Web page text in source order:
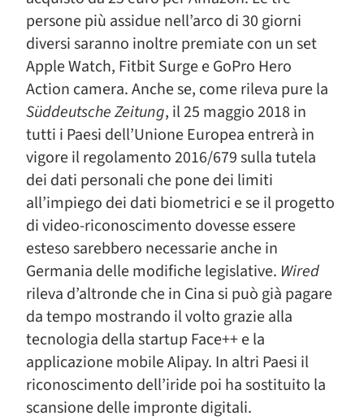
persone più assidue nell’arco di 30 giorni
diversi saranno inoltre premiate con un set
Apple Watch, Fitbit Surge e GoPro Hero
Action camera. Anche se, come rileva pure la
Süddeutsche Zeitung, il 25 maggio 2018 in
tutti i Paesi dell’Unione Europea entrerà in
vigore il regolamento 2016/679 sulla tutela
dei dati personali che pone dei limiti
all’impiego dei dati biometrici e se il progetto
di video-riconoscimento dovesse essere
esteso sarebbero necessarie anche in
Germania delle modifiche legislative. Wired
rileva d’altronde che in Cina si può già pagare
da tempo mostrando il volto grazie alla
tecnologia della startup Face++ e la
applicazione mobile Alipay. In altri Paesi il
riconoscimento dell’iride poi ha sostituito la
scansione delle impronte digitali.